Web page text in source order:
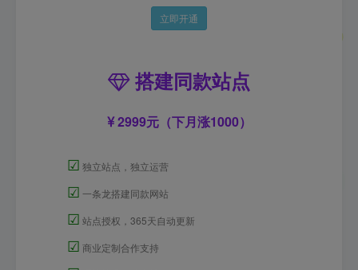
立即开通
搭建同款站点
2999元（下月涨1000）
☑ 独立站点，独立运营
☑ 一条龙搭建同款网站
☑ 站点授权，365天自动更新
☑ 商业定制合作支持